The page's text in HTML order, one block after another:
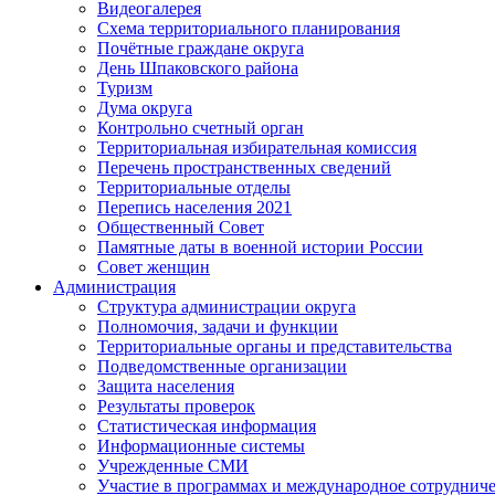
Видеогалерея
Схема территориального планирования
Почётные граждане округа
День Шпаковского района
Туризм
Дума округа
Контрольно счетный орган
Территориальная избирательная комиссия
Перечень пространственных сведений
Территориальные отделы
Перепись населения 2021
Общественный Совет
Памятные даты в военной истории России
Совет женщин
Администрация
Структура администрации округа
Полномочия, задачи и функции
Территориальные органы и представительства
Подведомственные организации
Защита населения
Результаты проверок
Статистическая информация
Информационные системы
Учрежденные СМИ
Участие в программах и международное